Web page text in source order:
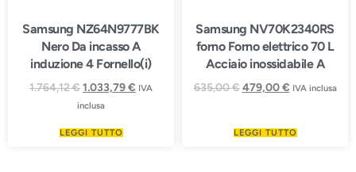
Samsung NZ64N9777BK
Nero Da incasso A
induzione 4 Fornello(i)
1.764,12€1.033,79€ IVA
inclusa
LEGGI TUTTO
Samsung NV70K2340RS
forno Forno elettrico 70 L
Acciaio inossidabile A
635,00€ 479,00€ IVA inclusa
LEGGI TUTTO